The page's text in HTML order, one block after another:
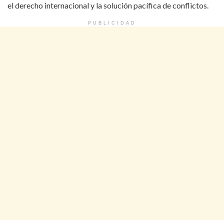
el derecho internacional y la solución pacífica de conflictos.
PUBLICIDAD